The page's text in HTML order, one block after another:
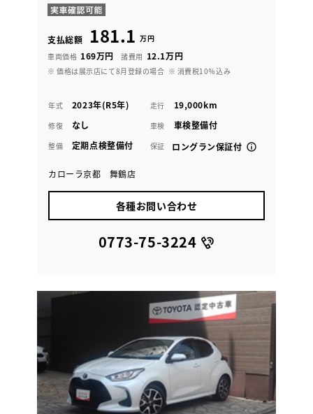
支払総額 181.1 万円
車両価格 169万円 諸費用 12.1万円
※ 価格は展示店にて8月登録の場合 ※ 消費税10％込み
年式 2023年(R5年) 走行 19,000km
修復 なし 車検 車検整備付
整備 定期点検整備付 保証 ロングラン保証付
カローラ京都 舞鶴店
各種お問い合わせ
0773-75-3224